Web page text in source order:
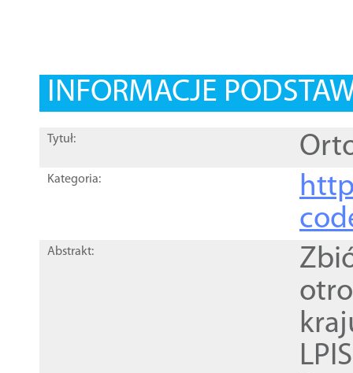
INFORMACJE
Tytuł:
Kategoria:
Abstrakt: